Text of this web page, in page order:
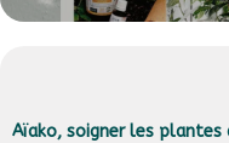
Aïako, soigner les plantes